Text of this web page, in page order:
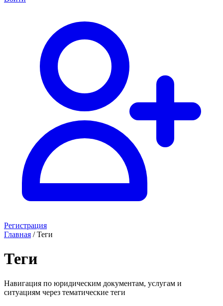
Регистрация
Главная / Теги
Теги
Навигация по юридическим документам, услугам и
ситуациям через тематические теги